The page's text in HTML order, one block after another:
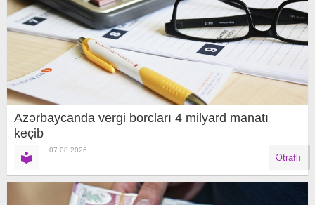
Azərbaycanda vergi borcları 4 milyard manatı
keçib
07.08.2026
Ətraflı